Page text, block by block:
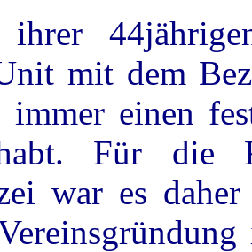
ihrer
mit dem
immer einen
Für die
war es daher